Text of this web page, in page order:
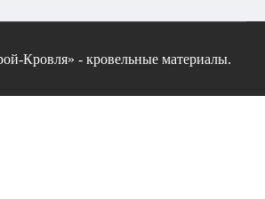
Кровля» - кровельные материалы.